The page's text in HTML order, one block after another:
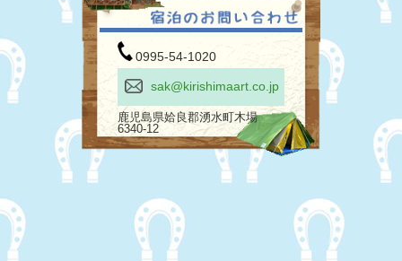
0995-54-1020
sak@kirishimaart.co.jp
鹿児島県姶良郡湧水町木場
6340-12